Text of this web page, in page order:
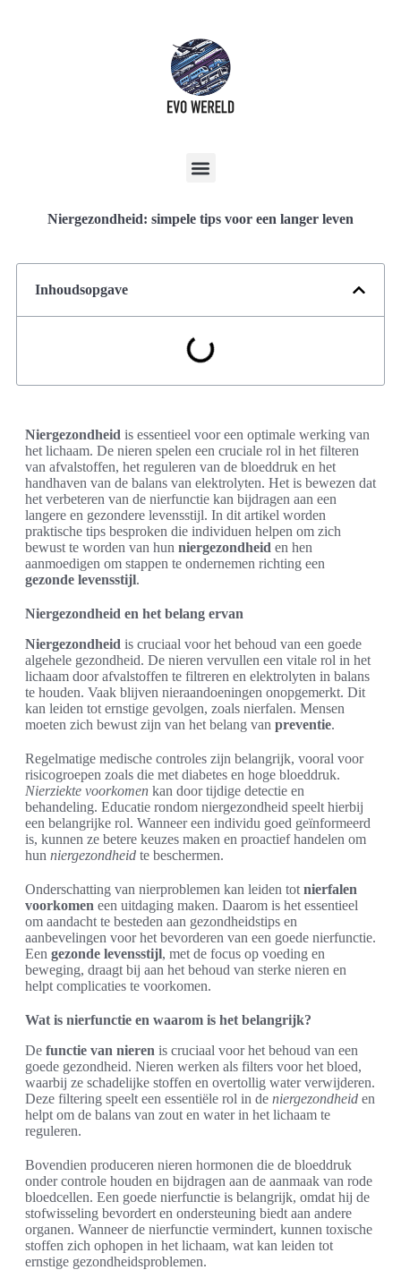
Niergezondheid: simpele tips voor een langer leven
Inhoudsopgave
Niergezondheid is essentieel voor een optimale werking van
het lichaam. De nieren spelen een cruciale rol in het filteren
van afvalstoffen, het reguleren van de bloeddruk en het
handhaven van de balans van elektrolyten. Het is bewezen dat
het verbeteren van de nierfunctie kan bijdragen aan een
langere en gezondere levensstijl. In dit artikel worden
praktische tips besproken die individuen helpen om zich
bewust te worden van hun niergezondheid en hen
aanmoedigen om stappen te ondernemen richting een
gezonde levensstijl.
Niergezondheid en het belang ervan
Niergezondheid is cruciaal voor het behoud van een goede
algehele gezondheid. De nieren vervullen een vitale rol in het
lichaam door afvalstoffen te filtreren en elektrolyten in balans
te houden. Vaak blijven nieraandoeningen onopgemerkt. Dit
kan leiden tot ernstige gevolgen, zoals nierfalen. Mensen
moeten zich bewust zijn van het belang van preventie.
Regelmatige medische controles zijn belangrijk, vooral voor
risicogroepen zoals die met diabetes en hoge bloeddruk.
Nierziekte voorkomen kan door tijdige detectie en
behandeling. Educatie rondom niergezondheid speelt hierbij
een belangrijke rol. Wanneer een individu goed geïnformeerd
is, kunnen ze betere keuzes maken en proactief handelen om
hun niergezondheid te beschermen.
Onderschatting van nierproblemen kan leiden tot nierfalen
voorkomen een uitdaging maken. Daarom is het essentieel
om aandacht te besteden aan gezondheidstips en
aanbevelingen voor het bevorderen van een goede nierfunctie.
Een gezonde levensstijl, met de focus op voeding en
beweging, draagt bij aan het behoud van sterke nieren en
helpt complicaties te voorkomen.
Wat is nierfunctie en waarom is het belangrijk?
De functie van nieren is cruciaal voor het behoud van een
goede gezondheid. Nieren werken als filters voor het bloed,
waarbij ze schadelijke stoffen en overtollig water verwijderen.
Deze filtering speelt een essentiële rol in de niergezondheid en
helpt om de balans van zout en water in het lichaam te
reguleren.
Bovendien produceren nieren hormonen die de bloeddruk
onder controle houden en bijdragen aan de aanmaak van rode
bloedcellen. Een goede nierfunctie is belangrijk, omdat hij de
stofwisseling bevordert en ondersteuning biedt aan andere
organen. Wanneer de nierfunctie vermindert, kunnen toxische
stoffen zich ophopen in het lichaam, wat kan leiden tot
ernstige gezondheidsproblemen.